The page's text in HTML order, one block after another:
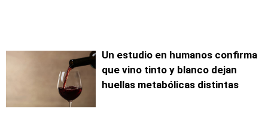
Un estudio en humanos confirma
que vino tinto y blanco dejan
huellas metabólicas distintas